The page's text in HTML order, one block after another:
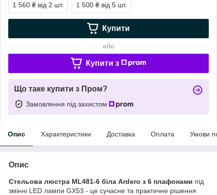
1 560 ₴ від 2 шт. 1 500 ₴ від 5 шт.
Купити
або
Купити з
Що таке купити з Пром?
Замовлення під захистом
Опис Характеристики Доставка Оплата Умови
Опис
Стельова люстра ML481-6 бiла Ardero з 6 плафонами під
змінні LED лампи GX53 - це сучасне та практичне рішення